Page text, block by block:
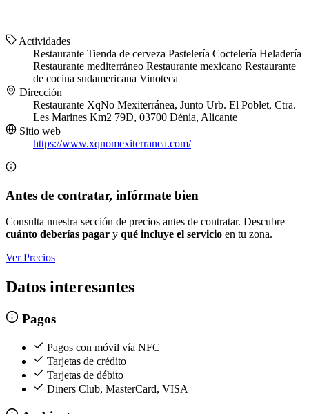
Actividades
Restaurante Tienda de cerveza Pastelería Coctelería Heladería
Restaurante mediterráneo Restaurante mexicano Restaurante
de cocina sudamericana Vinoteca
Dirección
Restaurante XqNo Mexiterránea, Junto Urb. El Poblet, Ctra.
Les Marines Km2 79D, 03700 Dénia, Alicante
Sitio web
https://www.xqnomexiterranea.com/
Antes de contratar, infórmate bien
Consulta nuestra sección de precios antes de contratar. Descubre
cuánto deberías pagar y qué incluye el servicio en tu zona.
Ver Precios
Datos interesantes
Pagos
Pagos con móvil vía NFC
Tarjetas de crédito
Tarjetas de débito
Diners Club, MasterCard, VISA